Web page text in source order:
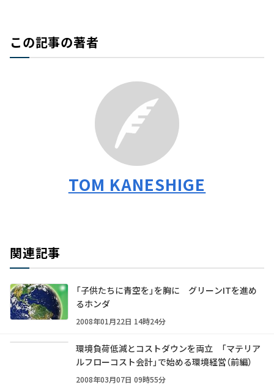
この記事の著者
TOM KANESHIGE
関連記事
「子供たちに青空を」を胸に グリーンITを進め
るホンダ
2008年01月22日 14時24分
環境負荷低減とコストダウンを両立 「マテリア
ルフローコスト会計」で始める環境経営（前編）
2008年03月07日 09時55分